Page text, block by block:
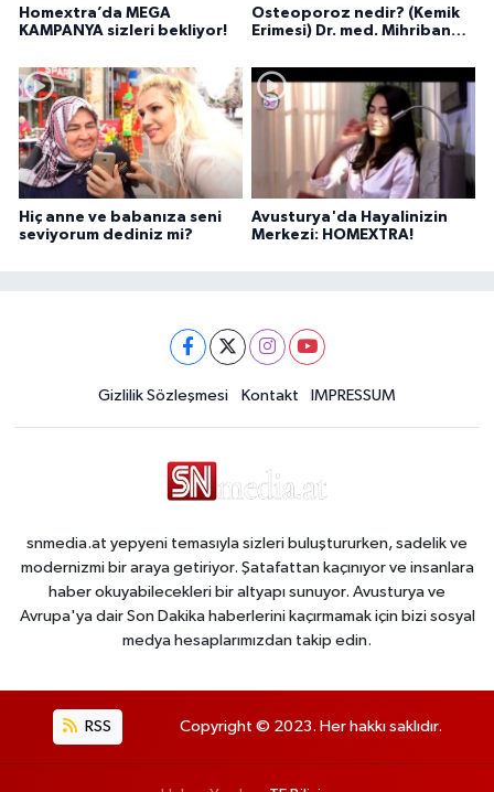
Homextra’da MEGA
KAMPANYA sizleri bekliyor!
Osteoporoz nedir? (Kemik
Erimesi) Dr. med. Mihriban
Hiç anne ve babanıza seni
seviyorum dediniz mi?
Avusturya'da Hayalinizin
Merkezi: HOMEXTRA!
Gizlilik Sözleşmesi Kontakt IMPRESSUM
snmedia.at yepyeni temasıyla sizleri buluştururken, sadelik ve
modernizmi bir araya getiriyor. Şatafattan kaçınıyor ve insanlara
haber okuyabilecekleri bir altyapı sunuyor. Avusturya ve
Avrupa'ya dair Son Dakika haberlerini kaçırmamak için bizi sosyal
medya hesaplarımızdan takip edin.
RSS Copyright © 2023. Her hakkı saklıdır.